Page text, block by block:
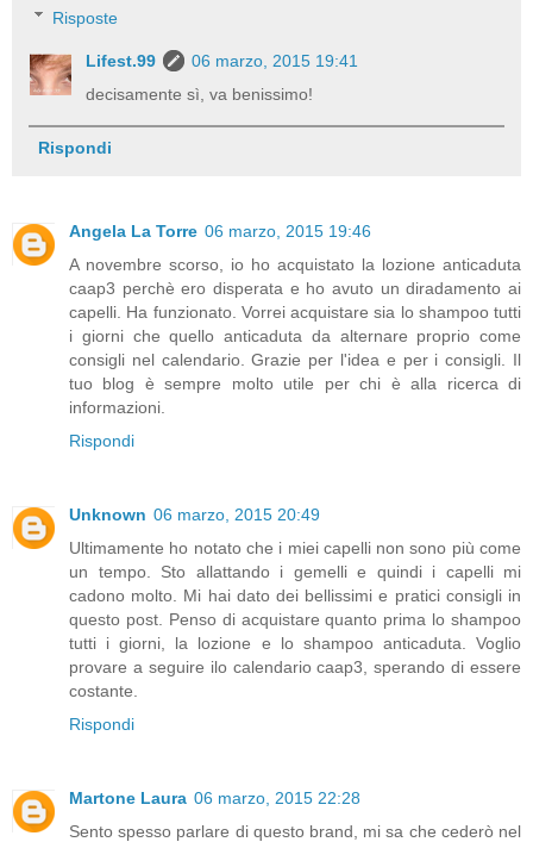
Risposte
Lifest.99
06 marzo, 2015 19:41
decisamente sì, va benissimo!
Rispondi
Angela La Torre 06 marzo, 2015 19:46
A novembre scorso, io ho acquistato la lozione anticaduta
caap3 perchè ero disperata e ho avuto un diradamento ai
capelli. Ha funzionato. Vorrei acquistare sia lo shampoo tutti
i giorni che quello anticaduta da alternare proprio come
consigli nel calendario. Grazie per l'idea e per i consigli. Il
tuo blog è sempre molto utile per chi è alla ricerca di
informazioni.
Rispondi
Unknown 06 marzo, 2015 20:49
Ultimamente ho notato che i miei capelli non sono più come
un tempo. Sto allattando i gemelli e quindi i capelli mi
cadono molto. Mi hai dato dei bellissimi e pratici consigli in
questo post. Penso di acquistare quanto prima lo shampoo
tutti i giorni, la lozione e lo shampoo anticaduta. Voglio
provare a seguire ilo calendario caap3, sperando di essere
costante.
Rispondi
Martone Laura 06 marzo, 2015 22:28
Sento spesso parlare di questo brand, mi sa che cederò nel